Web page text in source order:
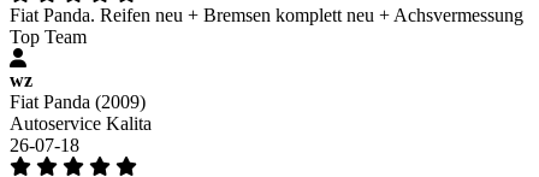
Fiat Panda. Reifen neu + Bremsen komplett neu + Achsvermessung
Top Team
wz
Fiat Panda (2009)
Autoservice Kalita
26-07-18